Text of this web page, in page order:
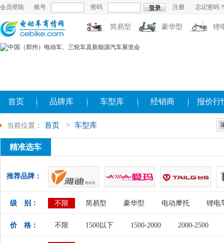
会员登陆 账号 密码 注册 忘记密码
简易型 豪华型 锂
首页 品牌库 车型库 经销商 报价行
当前位置： 首页 > 车型库
精准选车
推荐品牌：
级 别： 不限 简易型 豪华型 电动摩托 锂电
价 格： 不限 1500以下 1500-2000 2000-2500